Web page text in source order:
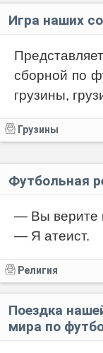
Игра наших
сборной по
грузины,
Грузины
Футбольная
— Вы верите
— Я атеист.
Религия
Поездка
мира по